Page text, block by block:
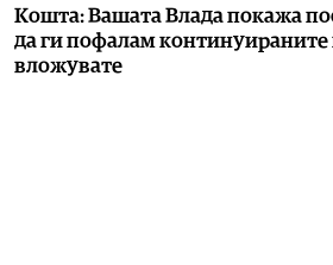
Кошта: Вашата Влада покажа
да ги пофалам
вложувате